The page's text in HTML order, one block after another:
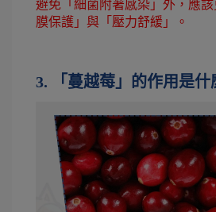
避免「細菌附著感染」外，應
膜保護」與「壓力舒緩」。
3. 「蔓越莓」的作用是什